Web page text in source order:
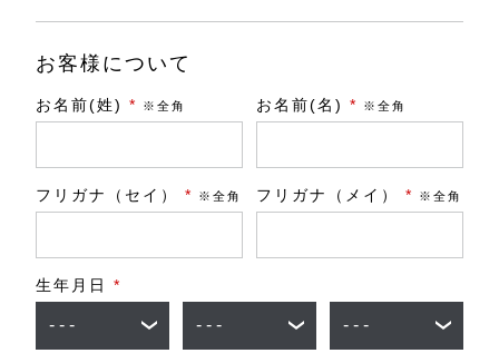
お客様について
お名前(姓) * ※全角 お名前(名) * ※全角
フリガナ（セイ） * ※全角 フリガナ（メイ） * ※全角
生年月日 *